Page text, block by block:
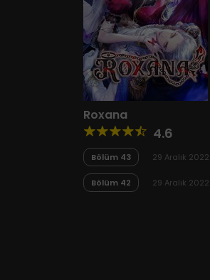
Roxana
4.6
Bölüm 43 29 Aralık 2022
Bölüm 42 29 Aralık 2022